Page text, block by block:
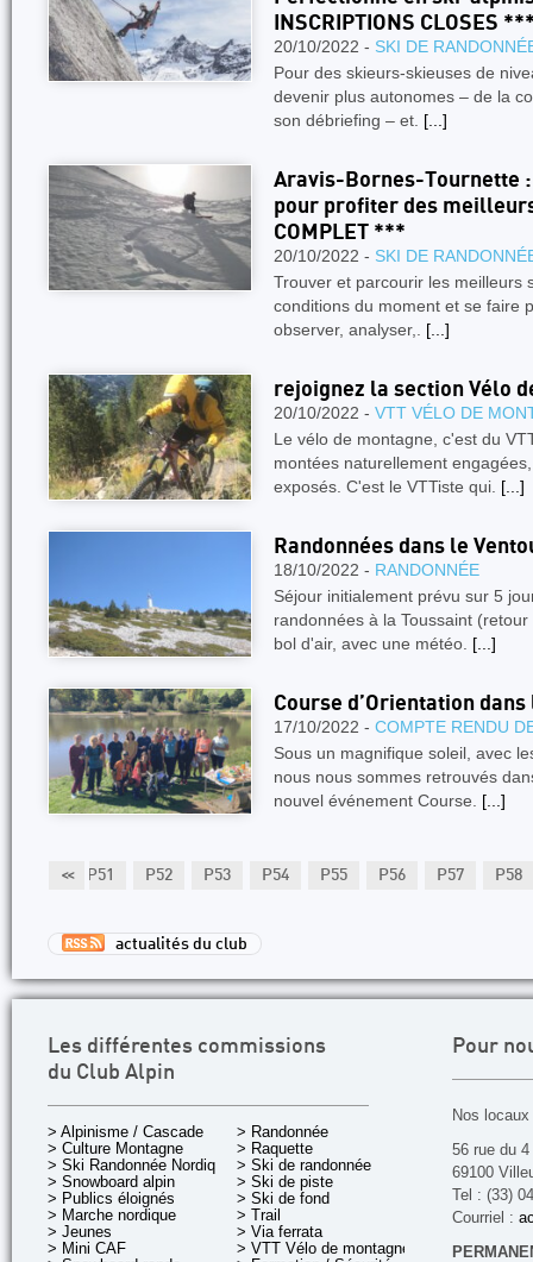
INSCRIPTIONS CLOSES
20/10/2022 - SKI DE
Pour des skieurs-skieuses de
devenir plus autonomes – de la
son débriefing – et. [...]
Aravis-Bornes-Tournette
pour profiter des
COMPLET ***
20/10/2022 - SKI DE
Trouver et parcourir les meilleurs
conditions du moment et se faire
observer, analyser,. [...]
rejoignez la section Vélo
20/10/2022 - VTT VÉLO DE
Le vélo de montagne, c'est du
montées naturellement
exposés. C'est le VTTiste qui. [...]
Randonnées dans le
18/10/2022 - RANDONNÉE
Séjour initialement prévu sur 5
randonnées à la Toussaint
bol d'air, avec une météo. [...]
Course d’Orientation
17/10/2022 - COMPTE RENDU
Sous un magnifique soleil, avec
nous nous sommes retrouvés
nouvel événement Course. [...]
<< P51 P52 P53 P54 P55 P56 P57 P58
actualités du club
Les différentes commissions
du Club Alpin
> Alpinisme / Cascade
> Culture Montagne
> Ski Randonnée Nordique
> Snowboard alpin
> Publics éloignés
> Marche nordique
> Jeunes
> Mini CAF
> Randonnée
> Raquette
> Ski de randonnée
> Ski de piste
> Ski de fond
> Trail
> Via ferrata
> VTT Vélo de montagne
Pour
Nos
56 rue du
69100
Tel : (33)
Courriel :